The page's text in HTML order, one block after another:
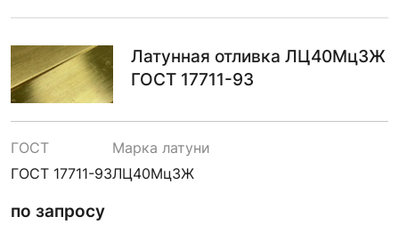
Латунная отливка ЛЦ40Мц3Ж
ГОСТ 17711-93
ГОСТ
ГОСТ 17711-93
Марка латуни
ЛЦ40Мц3Ж
по запросу